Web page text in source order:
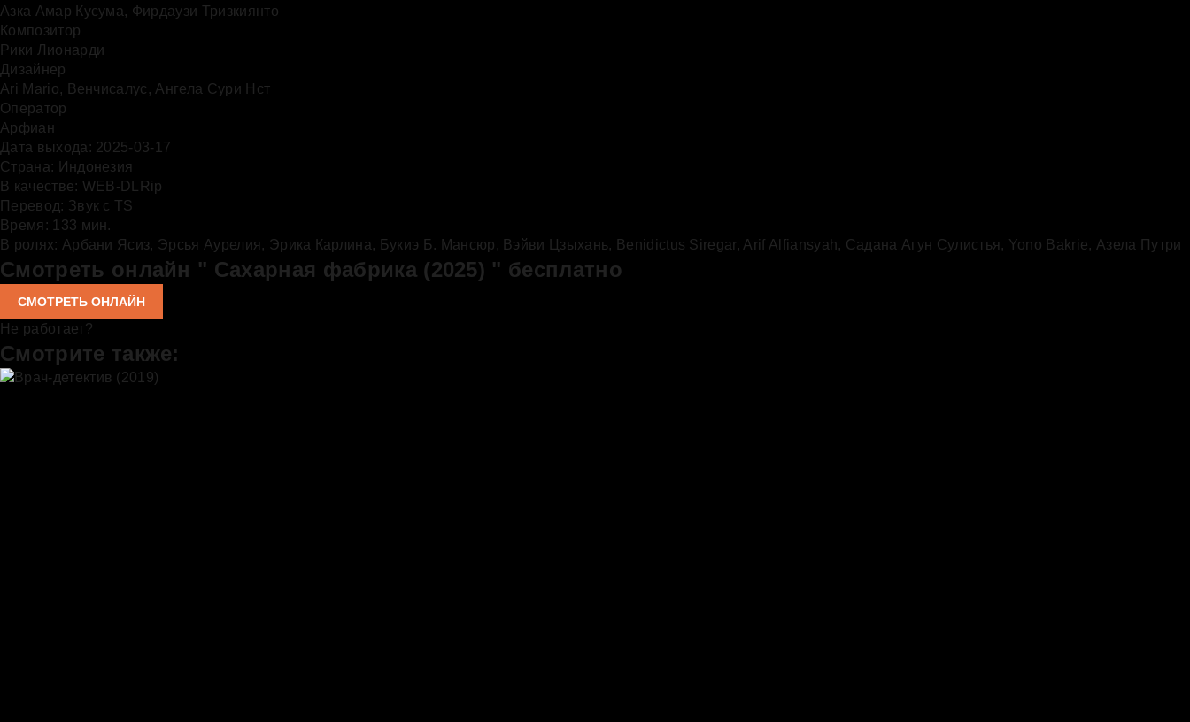
Азка Амар Кусума, Фирдаузи Тризкиянто
Композитор
Рики Лионарди
Дизайнер
Ari Mario, Венчисалус, Ангела Сури Нст
Оператор
Арфиан
Дата выхода: 2025-03-17
Страна: Индонезия
В качестве: WEB-DLRip
Перевод: Звук с TS
Время: 133 мин.
В ролях: Арбани Ясиз, Эрсья Аурелия , Эрика Карлина, Букиэ Б. Мансюр , Вэйви Цзыхань, Benidictus Siregar, Arif Alfiansyah, Садана Агун Сулистья , Yono Bakrie, Азела Путри
Смотреть онлайн " Сахарная фабрика (2025) " бесплатно
СМОТРЕТЬ ОНЛАЙН
Не работает?
Смотрите также: